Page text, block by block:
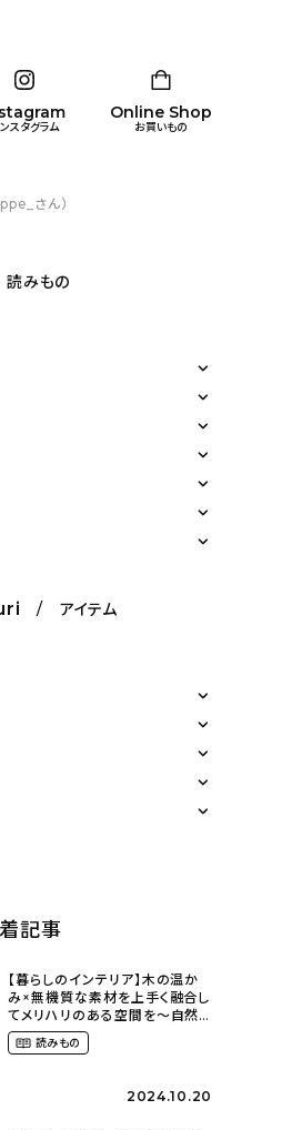
スタグラム
Online Shop
お買いもの
キッズ
さん）
みもの
/ アイテム
記事
【暮らしのインテリア】木の温か
み×無機質な素材を上手く融合し
てメリハリのある空間を〜自然
に囲まれて暮らす（ki_no_ieさ
ん） 読みもの
2024.10.20